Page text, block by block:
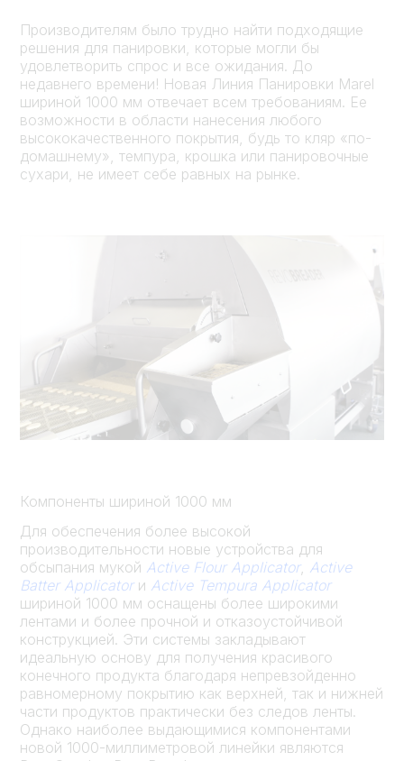
Производителям было трудно найти подходящие
решения для панировки, которые могли бы
удовлетворить спрос и все ожидания. До
недавнего времени! Новая Линия Панировки Marel
шириной 1000 мм отвечает всем требованиям. Ее
возможности в области нанесения любого
высококачественного покрытия, будь то кляр «по-
домашнему», темпура, крошка или панировочные
сухари, не имеет себе равных на рынке.
Компоненты шириной 1000 мм
Для обеспечения более высокой
производительности новые устройства для
обсыпания мукой Active Flour Applicator, Active
Batter Applicatorи Active Tempura Applicator
шириной 1000 мм оснащены более широкими
лентами и более прочной и отказоустойчивой
конструкцией. Эти системы закладывают
идеальную основу для получения красивого
конечного продукта благодаря непревзойденно
равномерному покрытию как верхней, так и нижней
части продуктов практически без следов ленты.
Однако наиболее выдающимися компонентами
новой 1000-миллиметровой линейки являются